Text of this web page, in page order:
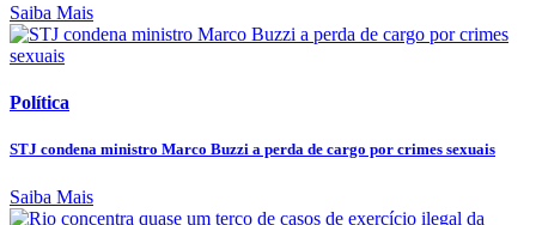
Saiba Mais
Política
STJ condena ministro Marco Buzzi a perda de cargo por crimes sexuais
Saiba Mais